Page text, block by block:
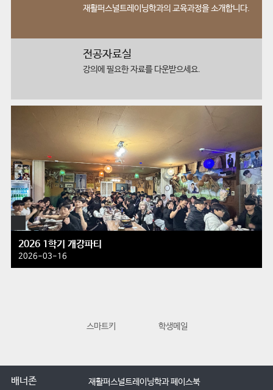
재활퍼스널트레이닝학과의 교육과정을 소개합니다.
전공자료실
강의에 필요한자료를 다운받으세요.
2026 1학기 개강파티
2026-03-16
스마트키 학생메일
배너존 재활퍼스널트레이닝학과 페이스북